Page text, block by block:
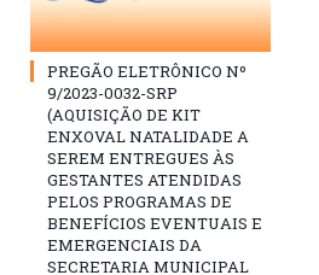
PREGÃO ELETRÔNICO Nº
9/2023-0032-SRP
(AQUISIÇÃO DE KIT
ENXOVAL NATALIDADE A
SEREM ENTREGUES ÀS
GESTANTES ATENDIDAS
PELOS PROGRAMAS DE
BENEFÍCIOS EVENTUAIS E
EMERGENCIAIS DA
SECRETARIA MUNICIPAL